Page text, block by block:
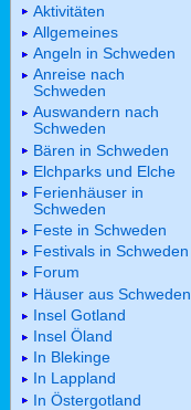
Aktivitäten
Allgemeines
Angeln in Schweden
Anreise nach
Schweden
Auswandern nach
Schweden
Bären in Schweden
Elchparks und Elche
Ferienhäuser in
Schweden
Feste in Schweden
Festivals in Schweden
Forum
Häuser aus Schweden
Insel Gotland
Insel Öland
In Blekinge
In Lappland
In Östergotland